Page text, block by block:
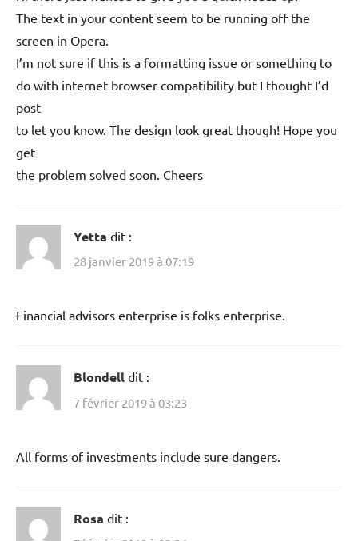
The text in your content seem to be running off the
screen in Opera.
I’m not sure if this is a formatting issue or something to
do with internet browser compatibility but I thought I’d
post
to let you know. The design look great though! Hope you
get
the problem solved soon. Cheers
Yetta dit :
28 janvier 2019 à 07:19
Financial advisors enterprise is folks enterprise.
Blondell dit :
7 février 2019 à 03:23
All forms of investments include sure dangers.
Rosa dit :